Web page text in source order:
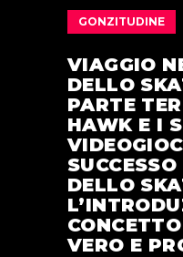
GONZITUDINE
VIAGGIO
DELLO
PARTE
HAWK E I
DELLO
VERO E